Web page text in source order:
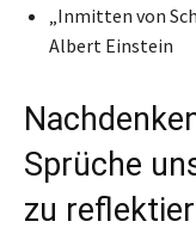
„Inmitten von
Albert Einstein
Sprüche
zu